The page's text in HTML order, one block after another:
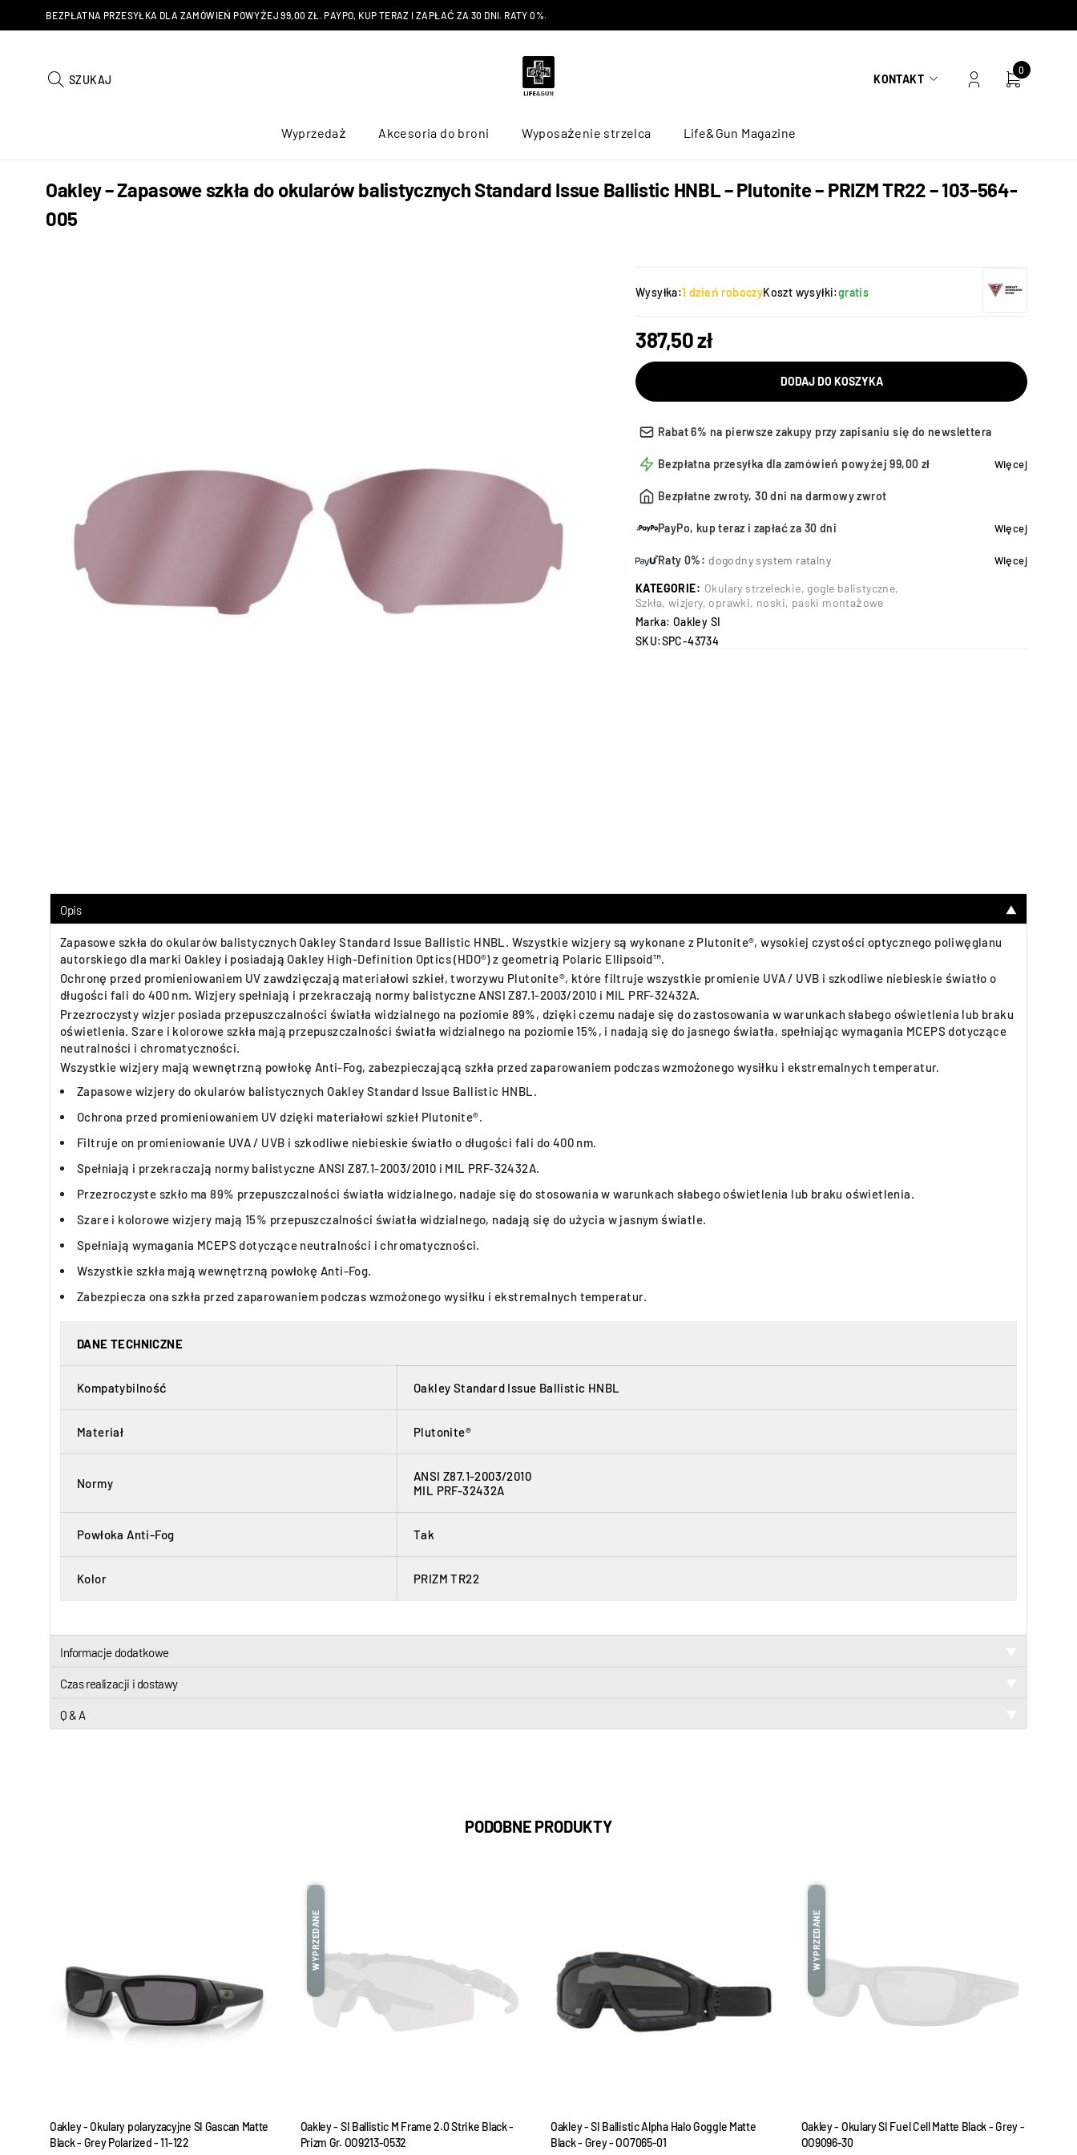
BEZPŁATNA PRZESYŁKA DLA ZAMÓWIEŃ POWYŻEJ 99,00 ZŁ. PAYPO, KUP TERAZ I ZAPŁAĆ ZA 30 DNI. RATY 0%.
SZUKAJ KONTAKT
0
Wyprzedaż Akcesoria do broni Wyposażenie strzelca Life&Gun Magazine
Oakley – Zapasowe szkła do okularów balistycznych Standard Issue Ballistic HNBL – Plutonite – PRIZM TR22 – 103-564-
005
Wysyłka:1 dzień roboczyKoszt wysyłki:gratis
387,50zł
DODAJ DO KOSZYKA
Rabat 6% na pierwsze zakupy przy zapisaniu się do newslettera
Bezpłatna przesyłka dla zamówień powyżej 99,00 zł Więcej
Bezpłatne zwroty, 30 dni na darmowy zwrot
PayPo, kup teraz i zapłać za 30 dni Więcej
Raty 0%: dogodny system ratalny Więcej
KATEGORIE: Okulary strzeleckie, gogle balistyczne,
Szkła, wizjery, oprawki, noski, paski montażowe
Marka: Oakley SI
SKU:SPC-43734
Opis ▼
Zapasowe szkła do okularów balistycznych Oakley Standard Issue Ballistic HNBL. Wszystkie wizjery są wykonane z Plutonite®, wysokiej czystości optycznego poliwęglanu
autorskiego dla marki Oakley i posiadają Oakley High-Definition Optics (HDO®) z geometrią Polaric Ellipsoid™.
Ochronę przed promieniowaniem UV zawdzięczają materiałowi szkieł, tworzywu Plutonite®, które filtruje wszystkie promienie UVA / UVB i szkodliwe niebieskie światło o
długości fali do 400 nm. Wizjery spełniają i przekraczają normy balistyczne ANSI Z87.1-2003/2010 i MIL PRF-32432A.
Przezroczysty wizjer posiada przepuszczalności światła widzialnego na poziomie 89%, dzięki czemu nadaje się do zastosowania w warunkach słabego oświetlenia lub braku
oświetlenia. Szare i kolorowe szkła mają przepuszczalności światła widzialnego na poziomie 15%, i nadają się do jasnego światła, spełniając wymagania MCEPS dotyczące
neutralności i chromatyczności.
Wszystkie wizjery mają wewnętrzną powłokę Anti-Fog, zabezpieczającą szkła przed zaparowaniem podczas wzmożonego wysiłku i ekstremalnych temperatur.
Zapasowe wizjery do okularów balistycznych Oakley Standard Issue Ballistic HNBL.
Ochrona przed promieniowaniem UV dzięki materiałowi szkieł Plutonite®.
Filtruje on promieniowanie UVA / UVB i szkodliwe niebieskie światło o długości fali do 400 nm.
Spełniają i przekraczają normy balistyczne ANSI Z87.1-2003/2010 i MIL PRF-32432A.
Przezroczyste szkło ma 89% przepuszczalności światła widzialnego, nadaje się do stosowania w warunkach słabego oświetlenia lub braku oświetlenia.
Szare i kolorowe wizjery mają 15% przepuszczalności światła widzialnego, nadają się do użycia w jasnym światle.
Spełniają wymagania MCEPS dotyczące neutralności i chromatyczności.
Wszystkie szkła mają wewnętrzną powłokę Anti-Fog.
Zabezpiecza ona szkła przed zaparowaniem podczas wzmożonego wysiłku i ekstremalnych temperatur.
DANE TECHNICZNE
Kompatybilność Oakley Standard Issue Ballistic HNBL
Materiał Plutonite®
Normy
ANSI Z87.1-2003/2010
MIL PRF-32432A
Powłoka Anti-Fog Tak
Kolor PRIZM TR22
Informacje dodatkowe
Czas realizacji i dostawy
Q & A
PODOBNE PRODUKTY
Oakley - Okulary polaryzacyjne SI Gascan Matte
Black - Grey Polarized - 11-122
WYPRZEDANE
Oakley - SI Ballistic M Frame 2.0 Strike Black -
Prizm Gr. OO9213-0532
Oakley - SI Ballistic Alpha Halo Goggle Matte
Black - Grey - OO7065-01
WYPRZEDANE
Oakley - Okulary SI Fuel Cell Matte Black - Grey -
OO9096-30